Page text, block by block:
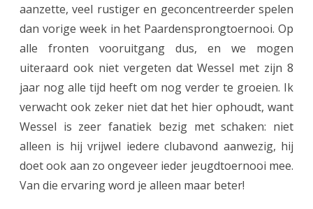
u
l
a
a
t
v
aanzette, veel rustiger en geconcentreerder spelen
dan vorige week in het Paardensprongtoernooi. Op
alle fronten vooruitgang dus, en we mogen
uiteraard ook niet vergeten dat Wessel met zijn 8
jaar nog alle tijd heeft om nog verder te groeien. Ik
verwacht ook zeker niet dat het hier ophoudt, want
Wessel is zeer fanatiek bezig met schaken: niet
alleen is hij vrijwel iedere clubavond aanwezig, hij
doet ook aan zo ongeveer ieder jeugdtoernooi mee.
Van die ervaring word je alleen maar beter!